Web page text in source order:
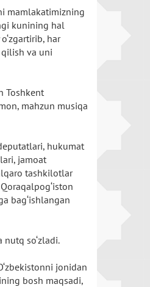
mamlakatimizning
kunining hal
har
va uni
Toshkent
mahzun musiqa
hukumat
jamoat
tashkilotlar
bag‘ishlangan
nutq so‘zladi.
jonidan
bosh maqsadi,